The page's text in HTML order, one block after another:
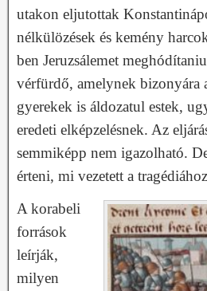
utakon eljutottak
nélkülözések és kemény
ben Jeruzsálemet
vérfürdő, amelynek bizonyára
gyerekek is áldozatul estek,
eredeti elképzelésnek. Az
semmiképp nem igazolható.
érteni, mi vezetett a
A korabeli
források
leírják,
milyen